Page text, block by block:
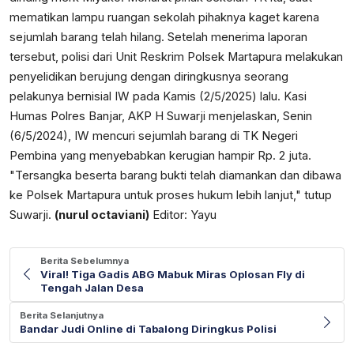
mematikan lampu ruangan sekolah pihaknya kaget karena
sejumlah barang telah hilang. Setelah menerima laporan
tersebut, polisi dari Unit Reskrim Polsek Martapura melakukan
penyelidikan berujung dengan diringkusnya seorang
pelakunya bernisial IW pada Kamis (2/5/2025) lalu. Kasi
Humas Polres Banjar, AKP H Suwarji menjelaskan, Senin
(6/5/2024), IW mencuri sejumlah barang di TK Negeri
Pembina yang menyebabkan kerugian hampir Rp. 2 juta.
"Tersangka beserta barang bukti telah diamankan dan dibawa
ke Polsek Martapura untuk proses hukum lebih lanjut," tutup
Suwarji. (nurul octaviani) Editor: Yayu
Berita Sebelumnya
Viral! Tiga Gadis ABG Mabuk Miras Oplosan Fly di
Tengah Jalan Desa
Berita Selanjutnya
Bandar Judi Online di Tabalong Diringkus Polisi